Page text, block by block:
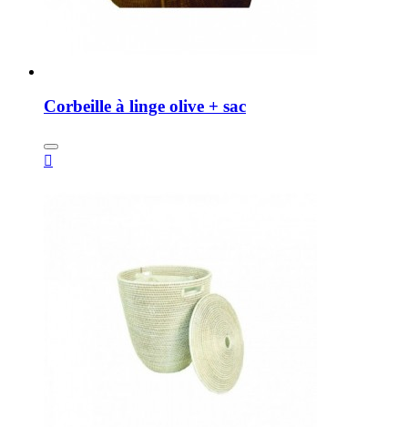
Corbeille à linge olive + sac
